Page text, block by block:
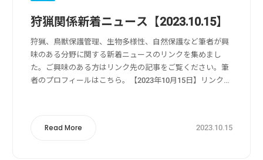
2023.10.15
狩猟関係新着ニュース【2023.10.15】
狩猟、鳥獣保護管理、生物多様性、自然保護など筆者が興
味のある分野に関する新着ニュースのリンクを集めまし
た。ご興味のある方はリンク先の記事をご覧ください。筆
者のプロフィールはこちら。【2023年10月15日】リンク
Read More